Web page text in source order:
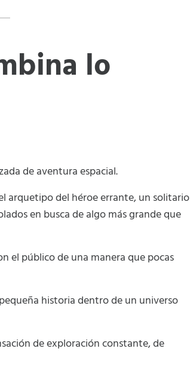
lo
de aventura espacial.
arquetipo del héroe errante, un solitario
en busca de algo más grande que
el público de una manera que pocas
historia dentro de un universo
de exploración constante, de